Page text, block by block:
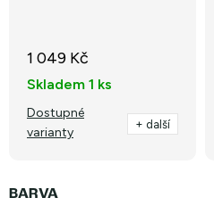
1 049 Kč
Skladem 1 ks
Dostupné
varianty
+ další